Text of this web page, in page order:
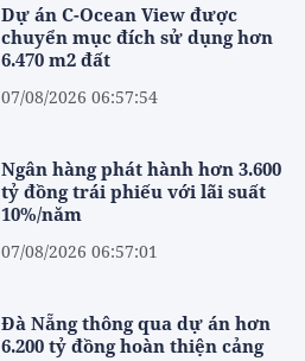
Dự án C-Ocean View được
chuyển mục đích sử dụng hơn
6.470 m2 đất
07/08/2026 06:57:54
Ngân hàng phát hành hơn 3.600
tỷ đồng trái phiếu với lãi suất
10%/năm
07/08/2026 06:57:01
Đà Nẵng thông qua dự án hơn
6.200 tỷ đồng hoàn thiện cảng